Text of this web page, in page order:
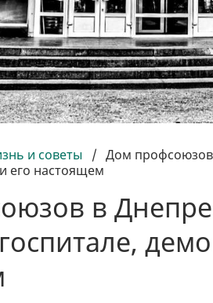
и советы / Дом
его настоящем
в